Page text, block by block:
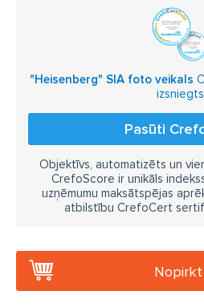
"Heisenberg" SIA foto veikals
izsniegts
Pasūti
Objektīvs, automatizēts un
CrefoScore ir unikāls
uzņēmumu maksātspējas
atbilstību CrefoCert